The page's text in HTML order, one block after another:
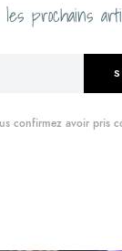
prochains
confirmez avoir pris